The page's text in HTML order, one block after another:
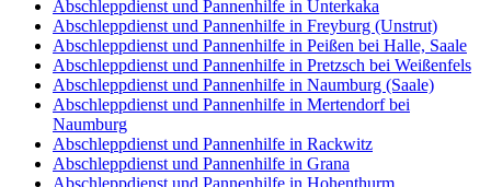
Abschleppdienst und Pannenhilfe in Unterkaka
Abschleppdienst und Pannenhilfe in Freyburg (Unstrut)
Abschleppdienst und Pannenhilfe in Peißen bei Halle, Saale
Abschleppdienst und Pannenhilfe in Pretzsch bei Weißenfels
Abschleppdienst und Pannenhilfe in Naumburg (Saale)
Abschleppdienst und Pannenhilfe in Mertendorf bei
Naumburg
Abschleppdienst und Pannenhilfe in Rackwitz
Abschleppdienst und Pannenhilfe in Grana
Abschleppdienst und Pannenhilfe in Hohenthurm